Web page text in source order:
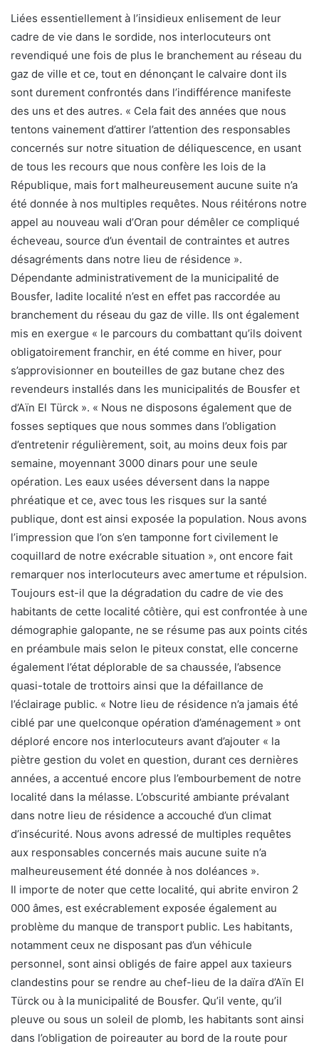
Liées essentiellement à l’insidieux enlisement de leur
cadre de vie dans le sordide, nos interlocuteurs ont
revendiqué une fois de plus le branchement au réseau du
gaz de ville et ce, tout en dénonçant le calvaire dont ils
sont durement confrontés dans l’indifférence manifeste
des uns et des autres. « Cela fait des années que nous
tentons vainement d’attirer l’attention des responsables
concernés sur notre situation de déliquescence, en usant
de tous les recours que nous confère les lois de la
République, mais fort malheureusement aucune suite n’a
été donnée à nos multiples requêtes. Nous réitérons notre
appel au nouveau wali d’Oran pour démêler ce compliqué
écheveau, source d’un éventail de contraintes et autres
désagréments dans notre lieu de résidence ».
Dépendante administrativement de la municipalité de
Bousfer, ladite localité n’est en effet pas raccordée au
branchement du réseau du gaz de ville. Ils ont également
mis en exergue « le parcours du combattant qu’ils doivent
obligatoirement franchir, en été comme en hiver, pour
s’approvisionner en bouteilles de gaz butane chez des
revendeurs installés dans les municipalités de Bousfer et
d’Aïn El Türck ». « Nous ne disposons également que de
fosses septiques que nous sommes dans l’obligation
d’entretenir régulièrement, soit, au moins deux fois par
semaine, moyennant 3000 dinars pour une seule
opération. Les eaux usées déversent dans la nappe
phréatique et ce, avec tous les risques sur la santé
publique, dont est ainsi exposée la population. Nous avons
l’impression que l’on s’en tamponne fort civilement le
coquillard de notre exécrable situation », ont encore fait
remarquer nos interlocuteurs avec amertume et répulsion.
Toujours est-il que la dégradation du cadre de vie des
habitants de cette localité côtière, qui est confrontée à une
démographie galopante, ne se résume pas aux points cités
en préambule mais selon le piteux constat, elle concerne
également l’état déplorable de sa chaussée, l’absence
quasi-totale de trottoirs ainsi que la défaillance de
l’éclairage public. « Notre lieu de résidence n’a jamais été
ciblé par une quelconque opération d’aménagement » ont
déploré encore nos interlocuteurs avant d’ajouter « la
piètre gestion du volet en question, durant ces dernières
années, a accentué encore plus l’embourbement de notre
localité dans la mélasse. L’obscurité ambiante prévalant
dans notre lieu de résidence a accouché d’un climat
d’insécurité. Nous avons adressé de multiples requêtes
aux responsables concernés mais aucune suite n’a
malheureusement été donnée à nos doléances ».
Il importe de noter que cette localité, qui abrite environ 2
000 âmes, est exécrablement exposée également au
problème du manque de transport public. Les habitants,
notamment ceux ne disposant pas d’un véhicule
personnel, sont ainsi obligés de faire appel aux taxieurs
clandestins pour se rendre au chef-lieu de la daïra d’Aïn El
Türck ou à la municipalité de Bousfer. Qu’il vente, qu’il
pleuve ou sous un soleil de plomb, les habitants sont ainsi
dans l’obligation de poireauter au bord de la route pour